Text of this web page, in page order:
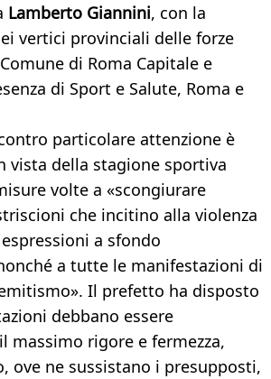
Lamberto Giannini, con la
vertici provinciali delle forze
di Roma Capitale e
di Sport e Salute, Roma e
particolare attenzione è
vista della stagione sportiva
volte a «scongiurare
che incitino alla violenza
a sfondo
a tutte le manifestazioni di
Il prefetto ha disposto
debbano essere
massimo rigore e fermezza,
ove ne sussistano i presupposti,